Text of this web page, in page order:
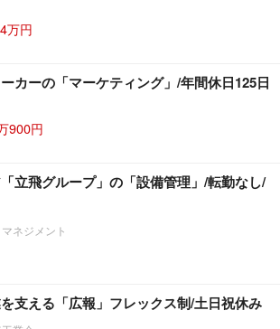
万円
カーの「マーケティング」/年間休日125日
900円
立飛グループ」の「設備管理」/転勤なし/
ネジメント
支える「広報」フレックス制/土日祝休み